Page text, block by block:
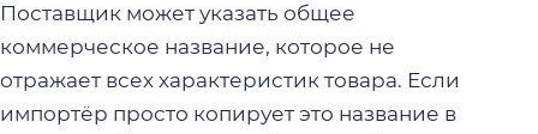
Поставщик может указать общее
коммерческое название, которое не
отражает всех характеристик товара. Если
импортёр просто копирует это название в